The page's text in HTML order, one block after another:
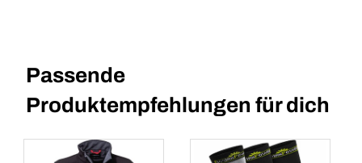
Passende
Produktempfehlungen für dich